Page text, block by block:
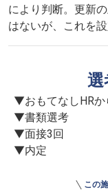
により判断。更新
はないが、これを
選
▼おもてなしHRか
▼書類選考
▼面接3回
▼内定
この